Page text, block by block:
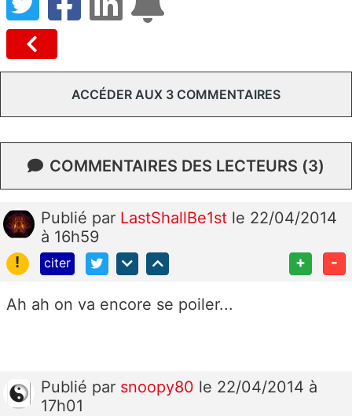
ACCÉDER AUX 3 COMMENTAIRES
COMMENTAIRES DES LECTEURS (3)
Publié par LastShallBe1st le 22/04/2014
à 16h59
!
citer + -
Ah ah on va encore se poiler...
Publié par snoopy80 le 22/04/2014 à
17h01